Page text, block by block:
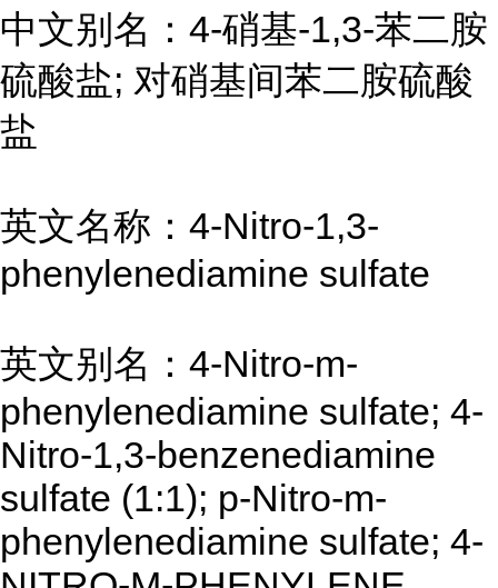
中文别名：4-硝基-1,3-苯二胺
硫酸盐; 对硝基间苯二胺硫酸
盐
英文名称：4-Nitro-1,3-
phenylenediamine sulfate
英文别名：4-Nitro-m-
phenylenediamine sulfate; 4-
Nitro-1,3-benzenediamine
sulfate (1:1); p-Nitro-m-
phenylenediamine sulfate; 4-